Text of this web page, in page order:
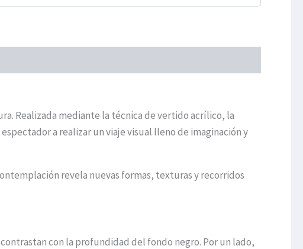
Realizada mediante la técnica de vertido acrílico, la
a realizar un viaje visual lleno de imaginación y
revela nuevas formas, texturas y recorridos
con la profundidad del fondo negro. Por un lado,